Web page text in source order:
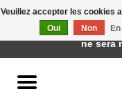
Veuillez accepter les cookies
Oui
Non
Cette boutique est en
ne sera